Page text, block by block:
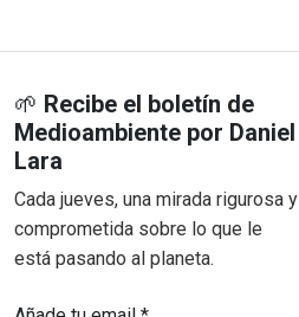
🌱 Recibe el boletín de
Medioambiente por Daniel
Lara
Cada jueves, una mirada rigurosa y
comprometida sobre lo que le
está pasando al planeta.